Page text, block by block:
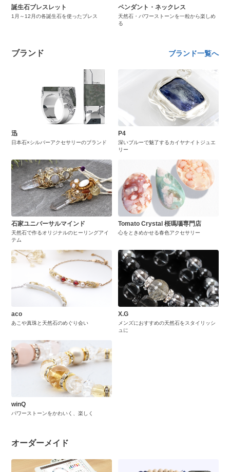
誕生石ブレスレット
1月～12月の各誕生石を使ったブレス
ペンダント・ネックレス
天然石・パワーストーンを一粒から楽しめ
る
ブランド ブランド一覧へ
迅
日本石×シルバーアクセサリーのブランド
P4
深いブルーで魅了するカイヤナイトジュエ
リー
石家ユニバーサルマインド
天然石で作るオリジナルのヒーリングアイ
テム
Tomato Crystal 桜瑪瑙専門店
心をときめかせる春色アクセサリー
aco
あこや真珠と天然石のめぐり会い
X.G
メンズにおすすめの天然石をスタイリッシ
ュに
winQ
パワーストーンをかわいく、楽しく
オーダーメイド